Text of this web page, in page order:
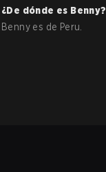
¿De dónde es Benny?
Benny es de Peru